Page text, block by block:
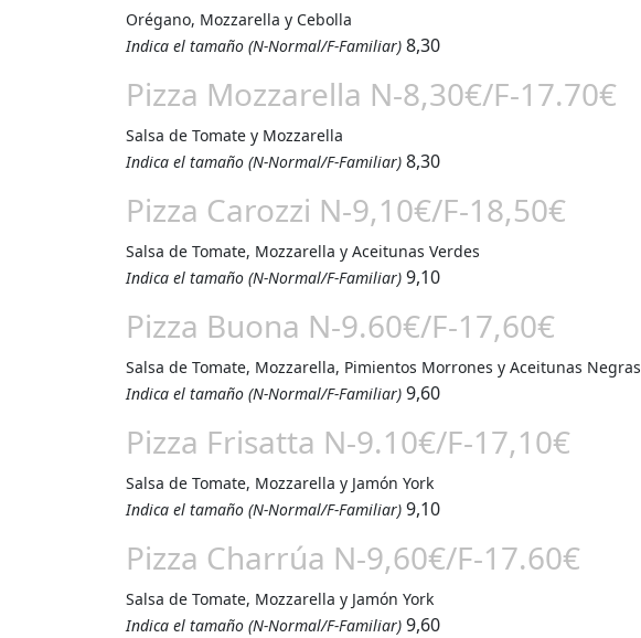
Orégano, Mozzarella y Cebolla
Indica el tamaño (N-Normal/F-Familiar) 8,30
Pizza Mozzarella N-8,30€/F-17.70€
Salsa de Tomate y Mozzarella
Indica el tamaño (N-Normal/F-Familiar) 8,30
Pizza Carozzi N-9,10€/F-18,50€
Salsa de Tomate, Mozzarella y Aceitunas Verdes
Indica el tamaño (N-Normal/F-Familiar) 9,10
Pizza Buona N-9.60€/F-17,60€
Salsa de Tomate, Mozzarella, Pimientos Morrones y Aceitunas Negras
Indica el tamaño (N-Normal/F-Familiar) 9,60
Pizza Frisatta N-9.10€/F-17,10€
Salsa de Tomate, Mozzarella y Jamón York
Indica el tamaño (N-Normal/F-Familiar) 9,10
Pizza Charrúa N-9,60€/F-17.60€
Salsa de Tomate, Mozzarella y Jamón York
Indica el tamaño (N-Normal/F-Familiar) 9,60